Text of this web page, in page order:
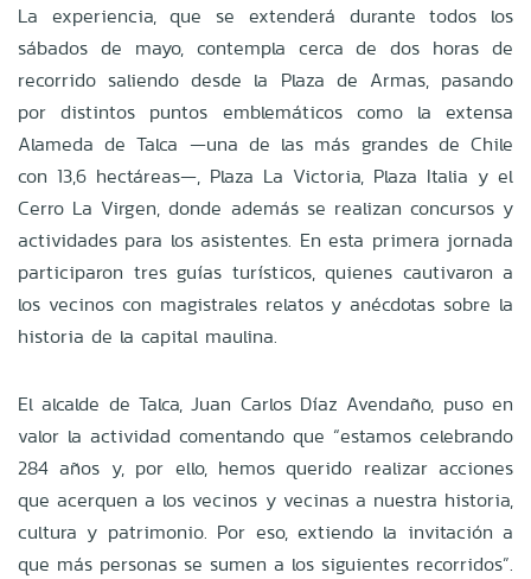
La experiencia, que se extenderá durante todos los
sábados de mayo, contempla cerca de dos horas de
recorrido saliendo desde la Plaza de Armas, pasando
por distintos puntos emblemáticos como la extensa
Alameda de Talca —una de las más grandes de Chile
con 13,6 hectáreas—, Plaza La Victoria, Plaza Italia y el
Cerro La Virgen, donde además se realizan concursos y
actividades para los asistentes. En esta primera jornada
participaron tres guías turísticos, quienes cautivaron a
los vecinos con magistrales relatos y anécdotas sobre la
historia de la capital maulina.
El alcalde de Talca, Juan Carlos Díaz Avendaño, puso en
valor la actividad comentando que “estamos celebrando
284 años y, por ello, hemos querido realizar acciones
que acerquen a los vecinos y vecinas a nuestra historia,
cultura y patrimonio. Por eso, extiendo la invitación a
que más personas se sumen a los siguientes recorridos”.